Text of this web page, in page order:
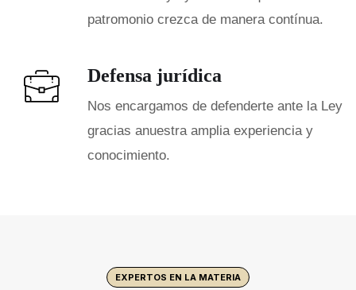
patromonio crezca de manera contínua.
Defensa jurídica
Nos encargamos de defenderte ante la Ley
gracias anuestra amplia experiencia y
conocimiento.
EXPERTOS EN LA MATERIA